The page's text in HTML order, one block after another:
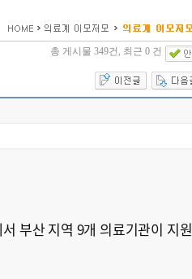
총 게시물 349건, 최근 0 건
부산 지역 9개 의료기관이 지원